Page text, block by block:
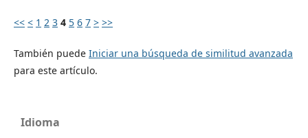
<< < 1 2 3 4 5 6 7 > >>
También puede Iniciar una búsqueda de similitud avanzada
para este artículo.
Idioma